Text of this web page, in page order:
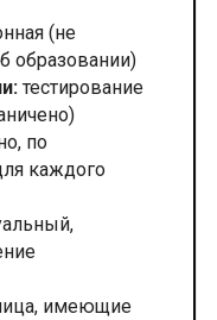
(не
образовании)
тестирование
по
каждого
имеющие